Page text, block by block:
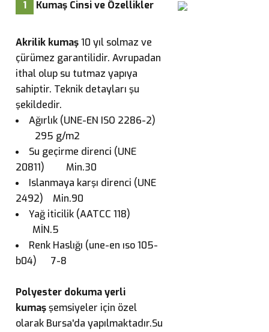
1 Kumaş Cinsi ve Özellikler
Akrilik kumaş10 yıl solmaz ve
çürümez garantilidir. Avrupadan
ithal olup su tutmaz yapıya
sahiptir. Teknik detayları şu
şekildedir.
Ağırlık (UNE-EN ISO 2286-2)
295 g/m2
Su geçirme direnci (UNE
20811) Min.30
Islanmaya karşı direnci (UNE
2492) Min.90
Yağ iticilik (AATCC 118)
MİN.5
Renk Haslığı (une-en ıso 105-
b04) 7-8
Polyester dokuma yerli
kumaşşemsiyeler için özel
olarak Bursa'da yapılmaktadır.Su